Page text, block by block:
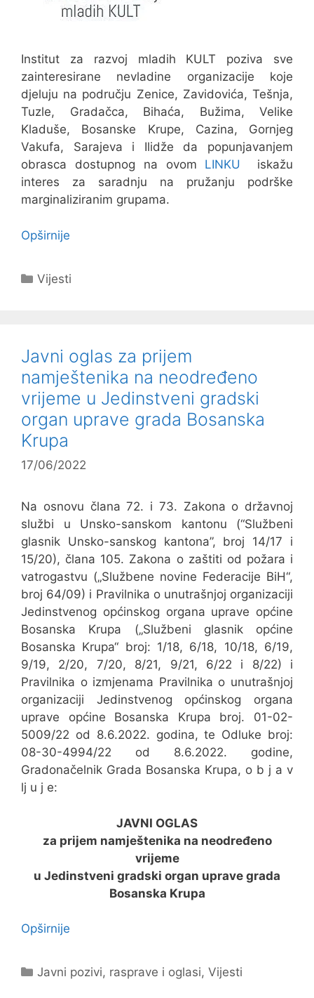
Institut za razvoj mladih KULT poziva sve
zainteresirane nevladine organizacije koje
djeluju na području Zenice, Zavidovića, Tešnja,
Tuzle, Gradačca, Bihaća, Bužima, Velike
Kladuše, Bosanske Krupe, Cazina, Gornjeg
Vakufa, Sarajeva i Ilidže da popunjavanjem
obrasca dostupnog na ovom LINKU
iskažu
interes za saradnju na pružanju podrške
marginaliziranim grupama.
Opširnije
Kategorije
Vijesti
Javni oglas za prijem
namještenika na neodređeno
vrijeme u Jedinstveni gradski
organ uprave grada Bosanska
Krupa
17/06/2022
Na osnovu člana 72. i 73. Zakona o državnoj
službi u Unsko-sanskom kantonu (“Službeni
glasnik Unsko-sanskog kantona”, broj 14/17 i
15/20), člana 105. Zakona o zaštiti od požara i
vatrogastvu („Službene novine Federacije BiH“,
broj 64/09) i Pravilnika o unutrašnjoj organizaciji
Jedinstvenog općinskog organa uprave općine
Bosanska Krupa („Službeni glasnik općine
Bosanska Krupa“ broj: 1/18, 6/18, 10/18, 6/19,
9/19, 2/20, 7/20, 8/21, 9/21, 6/22 i 8/22) i
Pravilnika o izmjenama Pravilnika o unutrašnjoj
organizaciji Jedinstvenog općinskog organa
uprave općine Bosanska Krupa broj. 01-02-
5009/22 od 8.6.2022. godina, te Odluke broj:
08-30-4994/22 od 8.6.2022. godine,
Gradonačelnik Grada Bosanska Krupa, o b j a v
lj u j e:
JAVNI OGLAS
za prijem namještenika na neodređeno
vrijeme
u Jedinstveni gradski organ uprave grada
Bosanska Krupa
Opširnije
Kategorije
Javni pozivi, rasprave i oglasi,Vijesti